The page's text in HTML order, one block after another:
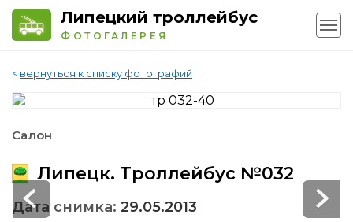
Липецкий троллейбус
ФОТОГАЛЕРЕЯ
< вернуться к списку фотографий
Салон
Липецк. Троллейбус №032
Дата снимка: 29.05.2013